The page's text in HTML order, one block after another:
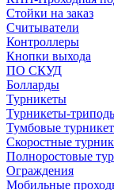
Стойки на заказ
Считыватели
Контроллеры
Кнопки выхода
ПО СКУД
Болларды
Турникеты
Турникеты-
Тумбовые
Скоростные
Полноростовые
Ограждения
Мобильные